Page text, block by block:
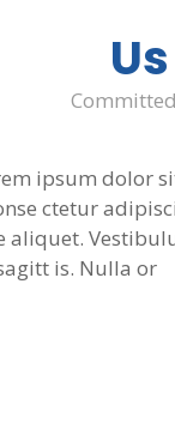
Us
ipsum dolor
ctetur adipisci
aliquet.
is. Nulla or